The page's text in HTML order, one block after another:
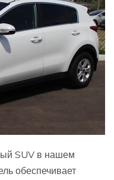
SUV в нашем
обеспечивает